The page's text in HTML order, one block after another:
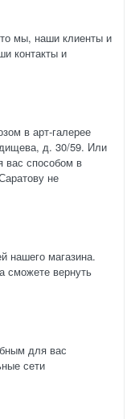
мы, наши клиенты и
контакты и
в арт-галерее
д. 30/59. Или
вас способом в
не
нашего магазина.
сможете вернуть
для вас
сети